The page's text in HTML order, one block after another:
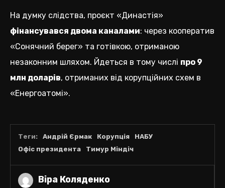
На думку слідства, проєкт «Династія»
фінансувався двома каналами: через кооператив
«Сонячний берег» та готівкою, отриманою
незаконним шляхом. Йдеться в тому числі про 9
млн доларів, отриманих від корупційних схем в
«Енергоатомі».
Віра Коляденко
Теги: Андрій Єрмак Корупція
НАБУ
Офіс президента
Тимур Міндіч